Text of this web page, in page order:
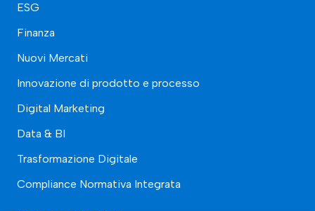
ESG
Finanza
Nuovi Mercati
Innovazione di prodotto e processo
Digital Marketing
Data & BI
Trasformazione Digitale
Compliance Normativa Integrata